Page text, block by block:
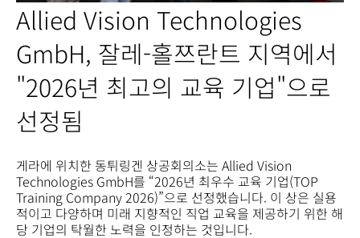
Allied Vision Technologies
GmbH, 잘레-홀쯔란트 지역에서
"2026년 최고의 교육 기업"으로
선정됨
게라에 위치한 동튀링겐 상공회의소는 Allied Vision
Technologies GmbH를 “2026년 최우수 교육 기업(TOP
Training Company 2026)”으로 선정했습니다. 이 상은 실용
적이고 다양하며 미래 지향적인 직업 교육을 제공하기 위한 해
당 기업의 탁월한 노력을 인정하는 것입니다.